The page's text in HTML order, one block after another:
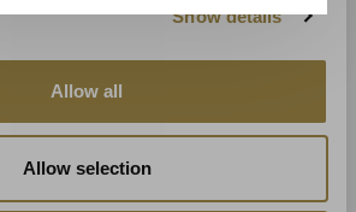
Show details
Allow all
Allow selection